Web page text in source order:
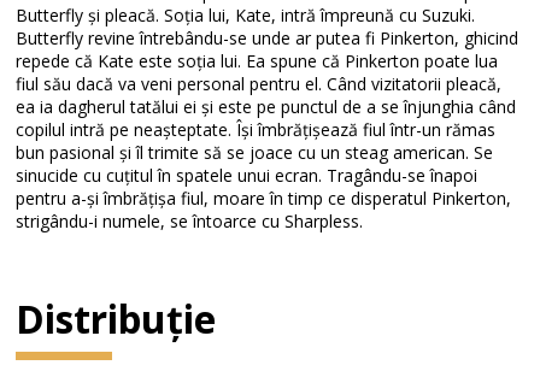
Butterfly și pleacă. Soția lui, Kate, intră împreună cu Suzuki.
Butterfly revine întrebându-se unde ar putea fi Pinkerton, ghicind
repede că Kate este soția lui. Ea spune că Pinkerton poate lua
fiul său dacă va veni personal pentru el. Când vizitatorii pleacă,
ea ia dagherul tatălui ei și este pe punctul de a se înjunghia când
copilul intră pe neașteptate. Își îmbrățișează fiul într-un rămas
bun pasional și îl trimite să se joace cu un steag american. Se
sinucide cu cuțitul în spatele unui ecran. Tragându-se înapoi
pentru a-și îmbrățișa fiul, moare în timp ce disperatul Pinkerton,
strigându-i numele, se întoarce cu Sharpless.
Distribuție